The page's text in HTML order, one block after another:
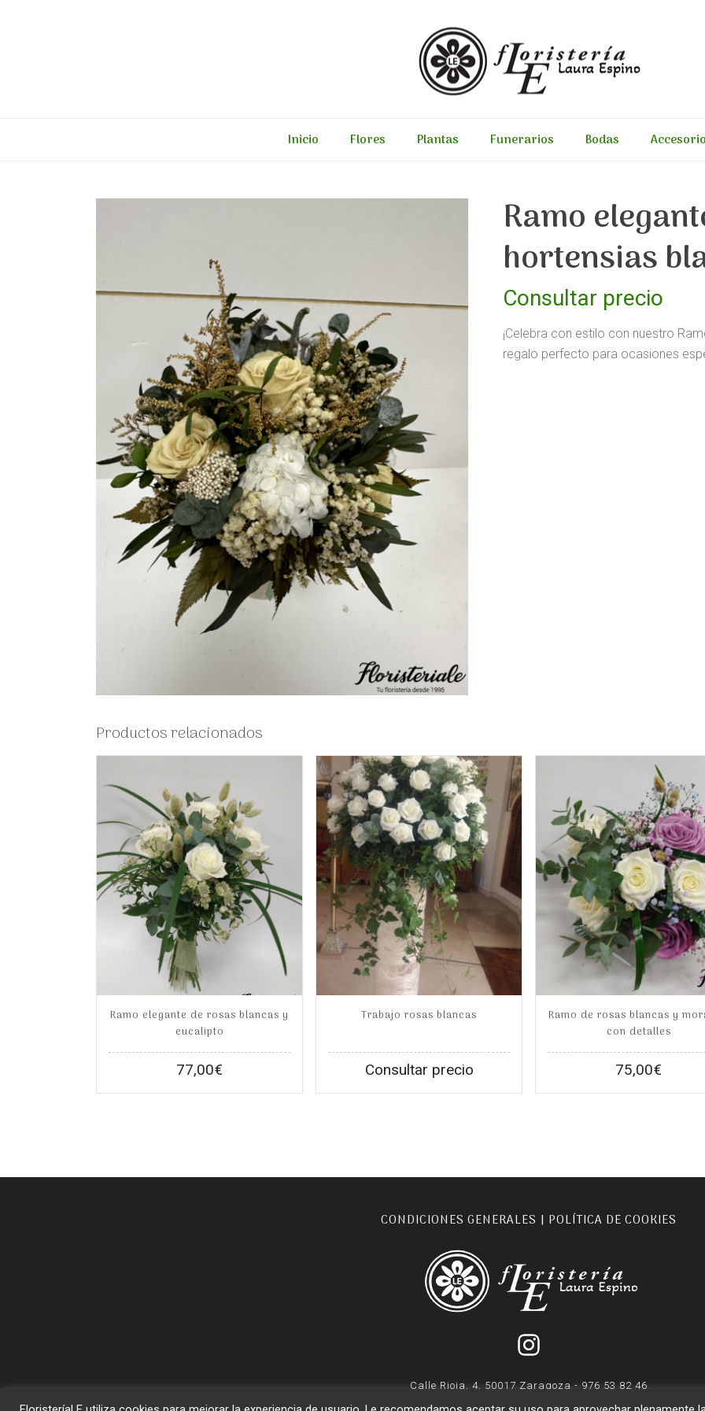
Inicio Flores Plantas Funerarios Bodas
Ramo
hortensias
Consultar precio
¡Celebra con estilo con nuestro
regalo perfecto para ocasiones
Productos relacionados
Ramo elegante de rosas blancas y
eucalipto
77,00€
Trabajo rosas blancas
Consultar precio
Ramo de rosas blancas y
con detalles
75,00€
CONDICIONES GENERALES | POLÍTICA DE COOKIES
Calle Rioja, 4, 50017 Zaragoza - 976 53 82 46